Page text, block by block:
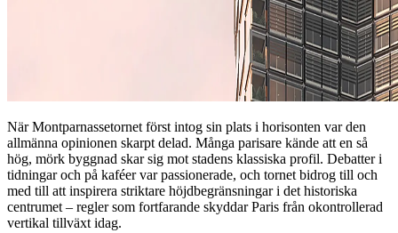
När Montparnassetornet först intog sin plats i horisonten var den
allmänna opinionen skarpt delad. Många parisare kände att en så
hög, mörk byggnad skar sig mot stadens klassiska profil. Debatter i
tidningar och på kaféer var passionerade, och tornet bidrog till och
med till att inspirera striktare höjdbegränsningar i det historiska
centrumet – regler som fortfarande skyddar Paris från okontrollerad
vertikal tillväxt idag.